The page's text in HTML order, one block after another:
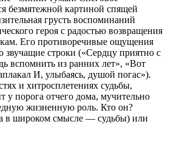
безмятежной картиной спящей
грусть воспоминаний
героя с радостью возвращения
Его противоречивые ощущения
строки («Сердцу приятно с
вспомнить из ранних лет», «Вот
И, улыбаясь, душой погас»).
и хитросплетениях судьбы,
у порога отчего дома, мучительно
жизненную роль. Кто он?
в широком смысле — судьбы) или